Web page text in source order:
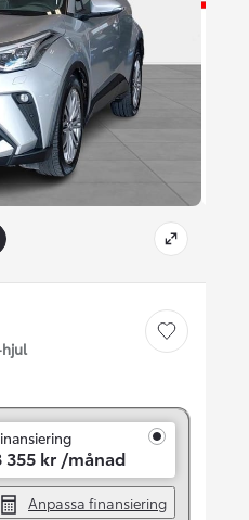
hjul
Save car
355 kr /månad
Anpassa finansiering